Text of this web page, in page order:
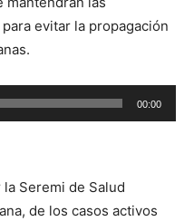
evitar la propagación
00:00
Seremi de Salud
de los casos activos